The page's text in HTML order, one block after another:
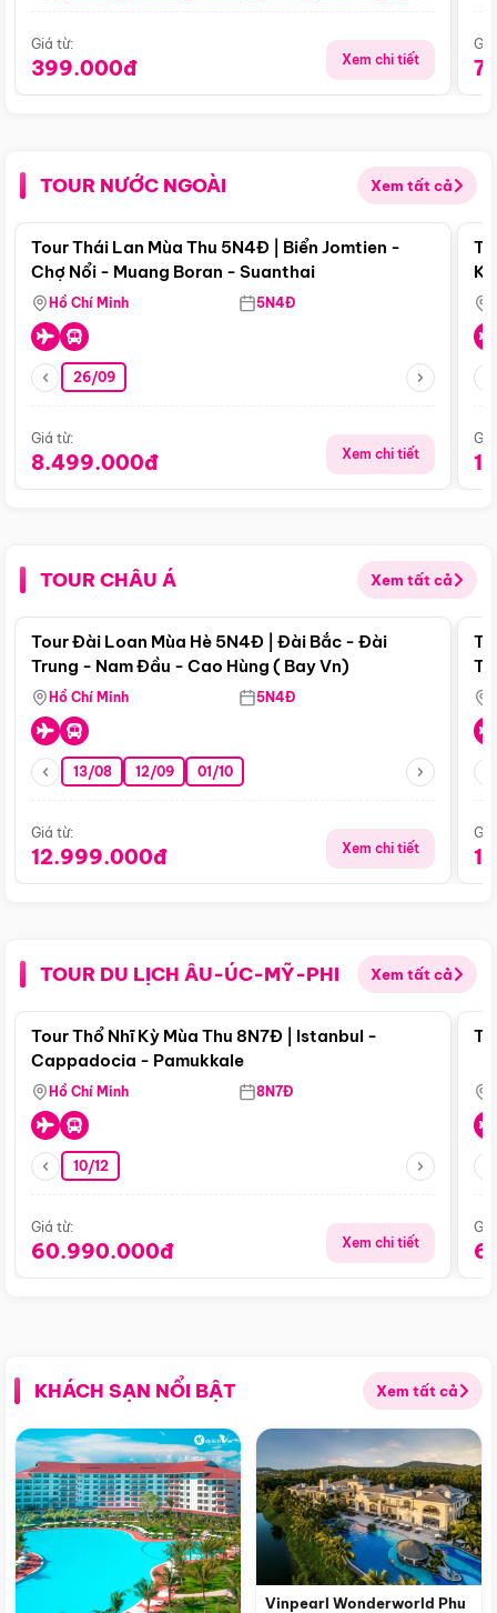
Giá từ:
399.000đ Xem chi tiết
TOUR NƯỚC NGOÀI Xem tất cả
Điểm nổi bật
Tour Thái Lan Mùa Thu 5N4Đ | Biển Jomtien -
Chợ Nổi - Muang Boran - Suanthai
Hồ Chí Minh 5N4Đ
26/09
Giá từ:
8.499.000đ Xem chi tiết
TOUR CHÂU Á Xem tất cả
Điểm nổi bật
Tour Đài Loan Mùa Hè 5N4Đ | Đài Bắc - Đài
Trung - Nam Đầu - Cao Hùng ( Bay Vn)
Hồ Chí Minh 5N4Đ
13/08 12/09 01/10
Giá từ:
12.999.000đ Xem chi tiết
TOUR DU LỊCH ÂU-ÚC-MỸ-PHI Xem tất cả
Điểm nổi bật
Tour Thổ Nhĩ Kỳ Mùa Thu 8N7Đ | Istanbul -
Cappadocia - Pamukkale
Hồ Chí Minh 8N7Đ
10/12
Giá từ:
60.990.000đ Xem chi tiết
KHÁCH SẠN NỔI BẬT Xem tất cả
Vinpearl Wonderworld Phu